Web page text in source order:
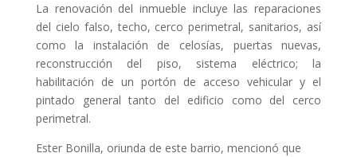
La renovación del inmueble incluye las reparaciones
del cielo falso, techo, cerco perimetral, sanitarios, así
como la instalación de celosías, puertas nuevas,
reconstrucción del piso, sistema eléctrico; la
habilitación de un portón de acceso vehicular y el
pintado general tanto del edificio como del cerco
perimetral.
Ester Bonilla, oriunda de este barrio, mencionó que